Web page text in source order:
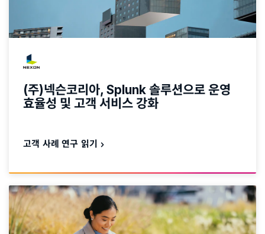
(주)넥슨코리아, Splunk 솔루션으로 운영
효율성 및 고객 서비스 강화
고객 사례 연구 읽기